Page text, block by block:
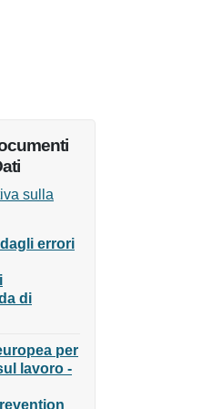
dagli
di
europea
sul
in